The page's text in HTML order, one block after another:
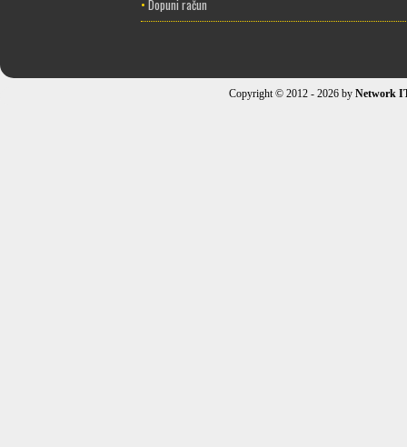
• Dopuni račun
Copyright © 2012 - 2026 by Network